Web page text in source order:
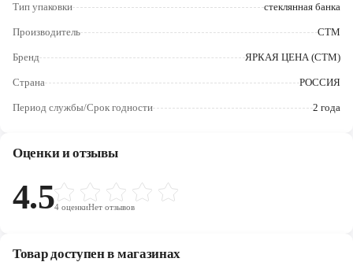
Тип упаковки стеклянная банка
Производитель СТМ
Бренд ЯРКАЯ ЦЕНА (СТМ)
Страна РОССИЯ
Период службы/Срок годности 2 года
Оценки и отзывы
4.54 оценкиНет отзывов
Товар доступен в магазинах